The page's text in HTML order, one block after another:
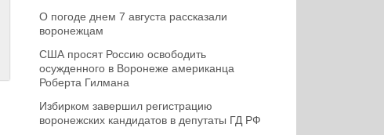
О погоде днем 7 августа рассказали
воронежцам
США просят Россию освободить
осужденного в Воронеже американца
Роберта Гилмана
Избирком завершил регистрацию
воронежских кандидатов в депутаты ГД РФ